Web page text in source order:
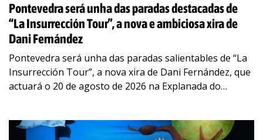
Pontevedra será unha das paradas destacadas de
“La Insurrección Tour”, a nova e ambiciosa xira de
Dani Fernández
Pontevedra será unha das paradas salientables de “La
Insurrección Tour”, a nova xira de Dani Fernández, que
actuará o 20 de agosto de 2026 na Explanada do